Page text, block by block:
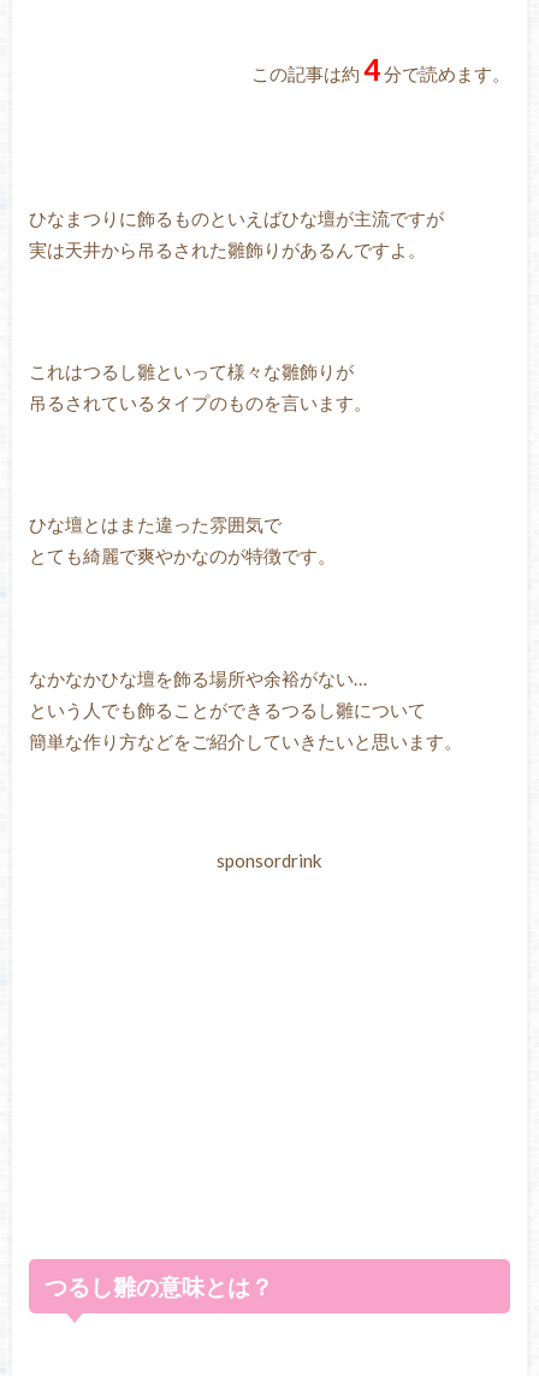
この記事は約4分で読めます。
ひなまつりに飾るものといえばひな壇が主流ですが
実は天井から吊るされた雛飾りがあるんですよ。
これはつるし雛といって様々な雛飾りが
吊るされているタイプのものを言います。
ひな壇とはまた違った雰囲気で
とても綺麗で爽やかなのが特徴です。
なかなかひな壇を飾る場所や余裕がない…
という人でも飾ることができるつるし雛について
簡単な作り方などをご紹介していきたいと思います。
sponsordrink
つるし雛の意味とは？